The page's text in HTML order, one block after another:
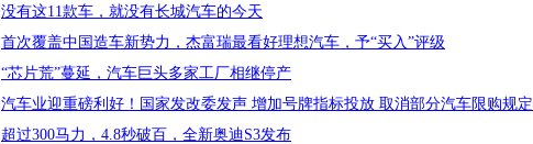
没有这11款车，就没有长城汽车的今天
首次覆盖中国造车新势力，杰富瑞最看好理想汽车，予“买入”评级
“芯片荒”蔓延，汽车巨头多家工厂相继停产
汽车业迎重磅利好！国家发改委发声 增加号牌指标投放 取消部分汽车限购规定
超过300马力，4.8秒破百，全新奥迪S3发布